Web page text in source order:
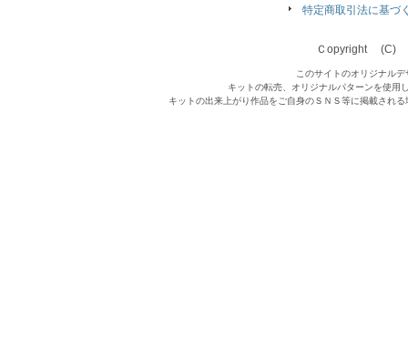
特定商取引法に基づ
Ｃopyright (C)
このサイトのオリジナル
キットの転売、オリジナルパターンを使用
キットの出来上がり作品をご自身のＳＮＳ等に掲載され